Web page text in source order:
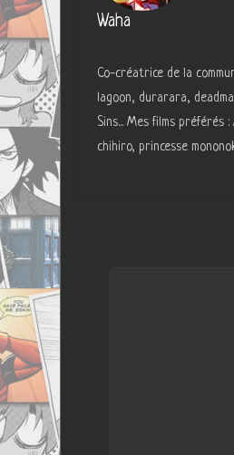
Waha
Co-créatrice de la
lagoon, durarara,
Sins... Mes films
chihiro, princesse